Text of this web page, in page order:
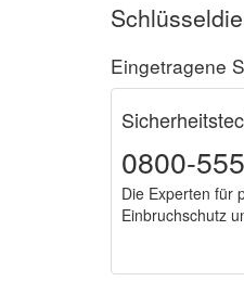
Eingetragene
0800-
Die Experten für
Einbruchschutz